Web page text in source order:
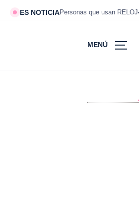
ES NOTICIAPersonas que usan RELOJ
MENÚ